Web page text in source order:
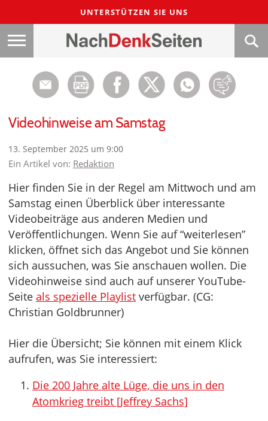
UNTERSTÜTZEN SIE UNS
Videohinweise am Samstag
13. September 2025 um 9:00
Ein Artikel von: Redaktion
Hier finden Sie in der Regel am Mittwoch und am
Samstag einen Überblick über interessante
Videobeiträge aus anderen Medien und
Veröffentlichungen. Wenn Sie auf “weiterlesen”
klicken, öffnet sich das Angebot und Sie können
sich aussuchen, was Sie anschauen wollen. Die
Videohinweise sind auch auf unserer YouTube-
Seite als spezielle Playlist verfügbar. (CG:
Christian Goldbrunner)
Hier die Übersicht; Sie können mit einem Klick
aufrufen, was Sie interessiert:
Die 200 Jahre alte Lüge, die uns in den
Atomkrieg treibt [Jeffrey Sachs]